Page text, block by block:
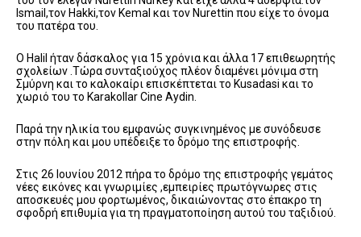
Ismail,τον Hakki,τον Kemal και τον Νurettin που είχε το όνομα
του πατέρα του.
Ο Halil ήταν δάσκαλος για 15 χρόνια και άλλα 17 επιθεωρητής
σχολείων .Τώρα συνταξιούχος πλέον διαμένει μόνιμα στη
Σμύρνη και το καλοκαίρι επισκέπτεται το Kusadasi και το
χωριό του το Karakollar Cine Aydin.
Παρά την ηλικία του εμφανώς συγκινημένος με συνόδευσε
στην πόλη και μου υπέδειξε το δρόμο της επιστροφής.
Στις 26 Ιουνίου 2012 πήρα το δρόμο της επιστροφής γεμάτος
νέες εικόνες και γνωριμίες ,εμπειρίες πρωτόγνωρες στις
αποσκευές μου φορτωμένος, δικαιώνοντας στο έπακρο τη
σφοδρή επιθυμία για τη πραγματοποίηση αυτού του ταξιδιού.